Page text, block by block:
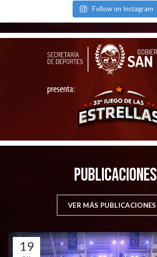
Follow on Instagram
Publicaciones
VER MÁS PUBLICACIONES
19